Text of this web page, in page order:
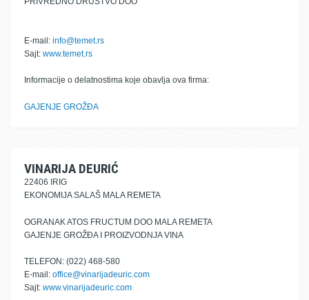
E-mail: info@temet.rs
Sajt: www.temet.rs
Informacije o delatnostima koje obavlja ova firma:
GAJENJE GROŽĐA
VINARIJA DEURIĆ
22406 IRIG
EKONOMIJA SALAŠ MALA REMETA
OGRANAK ATOS FRUCTUM DOO MALA REMETA
GAJENJE GROŽĐA I PROIZVODNJA VINA
TELEFON: (022) 468-580
E-mail: office@vinarijadeuric.com
Sajt: www.vinarijadeuric.com